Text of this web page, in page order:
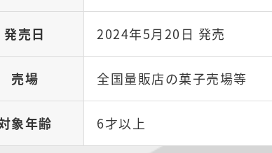
発売日 2024年5月20日 発売
売場 全国量販店の菓子売場等
象年齢 6才以上